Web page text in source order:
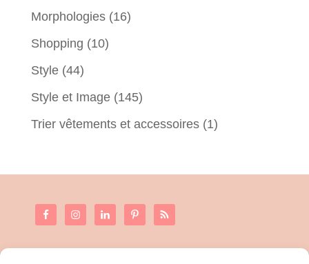
Morphologies(16)
Shopping (10)
Style(44)
Style et Image(145)
Trier vêtements et accessoires(1)